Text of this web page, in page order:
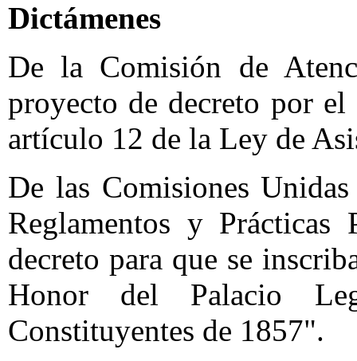
Dictámenes
De la Comisión de
proyecto de decreto por
artículo 12 de la Ley de
De las Comisiones
Reglamentos y Prácticas
decreto para que se
Honor del Palacio
Constituyentes de 1857".